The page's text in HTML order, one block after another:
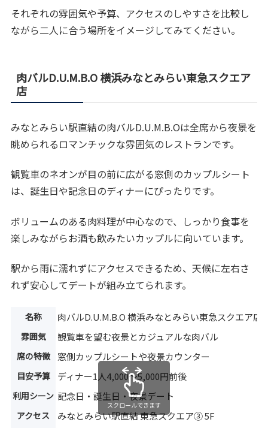
それぞれの雰囲気や予算、アクセスのしやすさを比較し
ながら二人に合う場所をイメージしてみてください。
肉バルD.U.M.B.O 横浜みなとみらい東急スクエア
店
みなとみらい駅直結の肉バルD.U.M.B.Oは全席から夜景を
眺められるロマンチックな雰囲気のレストランです。
観覧車のネオンが目の前に広がる窓側のカップルシート
は、誕生日や記念日のディナーにぴったりです。
ボリュームのある肉料理が中心なので、しっかり食事を
楽しみながらお酒も飲みたいカップルに向いています。
駅から雨に濡れずにアクセスできるため、天候に左右さ
れず安心してデートが組み立てられます。
名称 肉バルD.U.M.B.O 横浜みなとみらい東急スクエア店
雰囲気 観覧車を望む夜景とカジュアルな肉バル
席の特徴 窓側カップルシートや夜景カウンター
目安予算 ディナー1人4,000〜5,000円前後
利用シーン 記念日・誕生日・夜景デート
アクセス みなとみらい駅直結 東急スクエア③ 5F
スクロールできます